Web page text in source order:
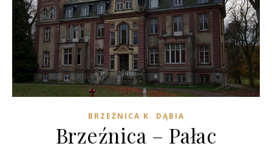
BRZEŹNICA K. DĄBIA
Brzeźnica – Pałac